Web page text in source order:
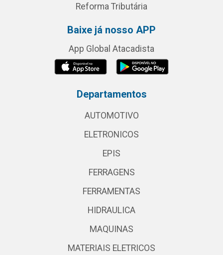
Reforma Tributária
Baixe já nosso APP
App Global Atacadista
Departamentos
AUTOMOTIVO
ELETRONICOS
EPIS
FERRAGENS
FERRAMENTAS
HIDRAULICA
MAQUINAS
MATERIAIS ELETRICOS